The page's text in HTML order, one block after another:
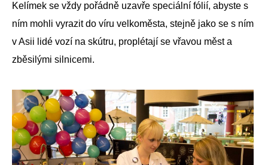
Kelímek se vždy pořádně uzavře speciální fólií, abyste s
ním mohli vyrazit do víru velkoměsta, stejně jako se s ním
v Asii lidé vozí na skútru, proplétají se vřavou měst a
zběsilými silnicemi.